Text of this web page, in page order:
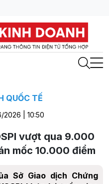
QUỐC TẾ
2026 | 10:50
vượt qua 9.000
mốc 10.000 điểm
Sở Giao dịch Chứng